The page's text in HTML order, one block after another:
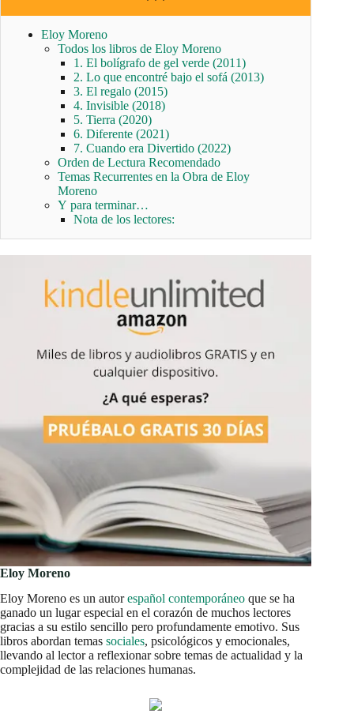
Eloy Moreno
Todos los libros de Eloy Moreno
1. El bolígrafo de gel verde (2011)
2. Lo que encontré bajo el sofá (2013)
3. El regalo (2015)
4. Invisible (2018)
5. Tierra (2020)
6. Diferente (2021)
7. Cuando era Divertido (2022)
Orden de Lectura Recomendado
Temas Recurrentes en la Obra de Eloy
Moreno
Y para terminar…
Nota de los lectores:
Eloy Moreno
Eloy Moreno es un autorespañol contemporáneo que se ha
ganado un lugar especial en el corazón de muchos lectores
gracias a su estilo sencillo pero profundamente emotivo. Sus
libros abordan temas sociales, psicológicos y emocionales,
llevando al lector a reflexionar sobre temas de actualidad y la
complejidad de las relaciones humanas.